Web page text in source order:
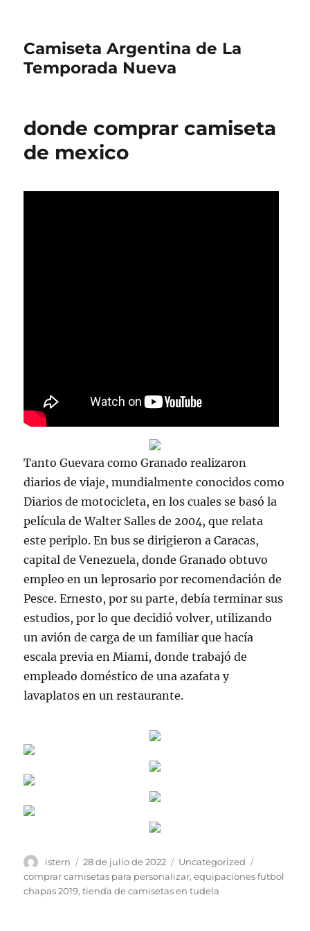
Camiseta Argentina de La
Temporada Nueva
donde comprar camiseta
de mexico
Tanto Guevara como Granado realizaron
diarios de viaje, mundialmente conocidos como
Diarios de motocicleta, en los cuales se basó la
película de Walter Salles de 2004, que relata
este periplo. En bus se dirigieron a Caracas,
capital de Venezuela, donde Granado obtuvo
empleo en un leprosario por recomendación de
Pesce. Ernesto, por su parte, debía terminar sus
estudios, por lo que decidió volver, utilizando
un avión de carga de un familiar que hacía
escala previa en Miami, donde trabajó de
empleado doméstico de una azafata y
lavaplatos en un restaurante.
Autor
istern
Publicado
el
28 de julio de 2022 Categorías
Uncategorized
comprar camisetas para personalizar,equipaciones futbol
chapas 2019,tienda de camisetas en tudela